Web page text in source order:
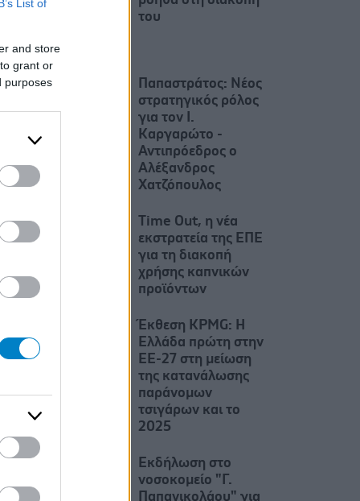
List of
and store
grant or
purposes
του
Παπαστράτος: Νέος
στρατηγικός ρόλος
για τον Ι.
Καργαρώτο -
Αντιπρόεδρος ο
Αλέξανδρος
Χατζόπουλος
Time Out, η νέα
εκστρατεία της ΕΠΕ
για τη διακοπή
χρήσης καπνικών
προϊόντων
Έκθεση KPMG: Η
Ελλάδα πρώτη στην
ΕΕ-27 στη μείωση
της κατανάλωσης
παράνομων
τσιγάρων και το
2025
Εκδήλωση στο
νοσοκομείο "Γ.
Παπανικολάου" για